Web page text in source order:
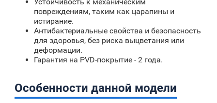
повреждениям, таким как царапины и
истирание.
Антибактериальные свойства и безопасность
для здоровья, без риска выцветания или
деформации.
Гарантия на PVD-покрытие - 2 года.
Особенности данной модели